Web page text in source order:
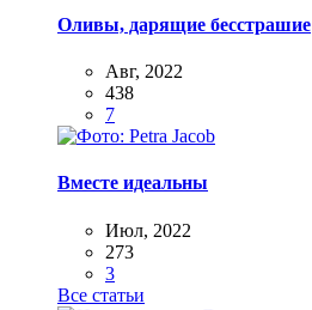
Оливы, дарящие бесстрашие
Авг, 2022
438
7
Вместе идеальны
Июл, 2022
273
3
Все статьи